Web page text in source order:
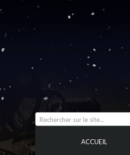
Rechercher sur le site...
ACCUEIL